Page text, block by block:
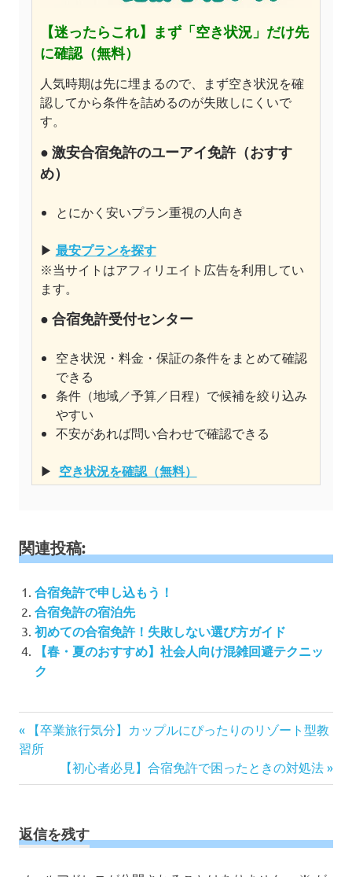
【迷ったらこれ】 まず「空き状況」だけ先
に確認（無料）
人気時期は先に埋まるので、まず空き状況を確
認してから条件を詰めるのが失敗しにくいで
す。
● 激安合宿免許のユーアイ免許（おすす
め）
とにかく安いプラン重視の人向き
▶ 最安プランを探す
※当サイトはアフィリエイト広告を利用してい
ます。
● 合宿免許受付センター
空き状況・料金・保証の条件をまとめて確認
できる
条件（地域／予算／日程）で候補を絞り込み
やすい
不安があれば問い合わせで確認できる
▶ 空き状況を確認（無料）
関連投稿:
合宿免許で申し込もう！
合宿免許の宿泊先
初めての合宿免許！失敗しない選び方ガイド
【春・夏のおすすめ】社会人向け混雑回避テクニッ
ク
投
稿
ビ
ー
ョ
前
の
事:
【卒業旅行気分】カップルにぴったりのリゾート型教
習所
次
の
事:
【初心者必見】合宿免許で困ったときの対処法
返信を残す